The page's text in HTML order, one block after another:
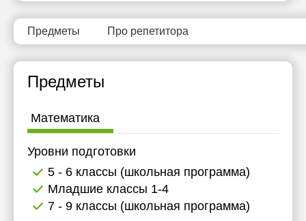
Предметы Про репетитора
Предметы
Математика
Уровни подготовки
5 - 6 классы (школьная программа)
Младшие классы 1-4
7 - 9 классы (школьная программа)